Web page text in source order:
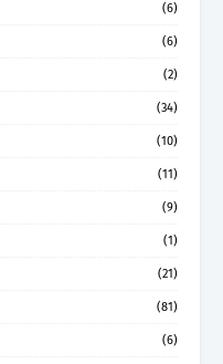
(6)
(6)
(2)
(34)
(10)
(11)
(9)
(1)
(21)
(81)
(6)